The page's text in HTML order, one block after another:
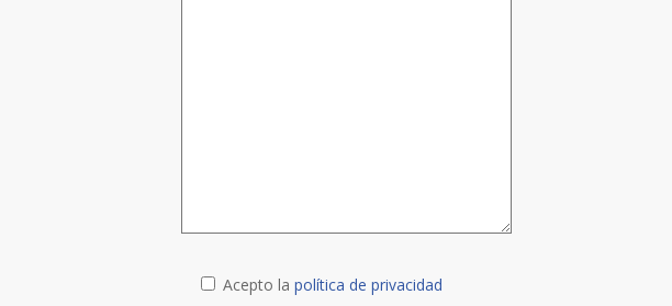
Acepto la política de privacidad